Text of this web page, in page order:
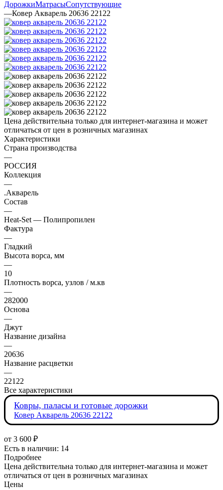
ДорожкиМатрасыСопутствующие
—Ковер Акварель 20636 22122
Цена действительна только для интернет-магазина и может
отличаться от цен в розничных магазинах
Характеристики
Страна производства
—
РОССИЯ
Коллекция
—
.Акварель
Состав
—
Heat-Set — Полипропилен
Фактура
—
Гладкий
Высота ворса, мм
—
10
Плотность ворса, узлов / м.кв
—
282000
Основа
—
Джут
Название дизайна
—
20636
Название расцветки
—
22122
Все характеристики
Ковры, паласы и готовые дорожки
Ковер Акварель 20636 22122
от 3 600 ₽
Есть в наличии: 14
Подробнее
Цена действительна только для интернет-магазина и может
отличаться от цен в розничных магазинах
Цены